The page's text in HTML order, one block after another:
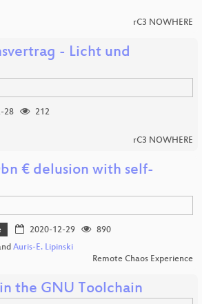
rC3 NOWHERE
- Licht und
28
212
rC3 NOWHERE
€ delusion with self-
2020-12-29
890
Auris-E. Lipinski
Remote Chaos Experience
the GNU Toolchain